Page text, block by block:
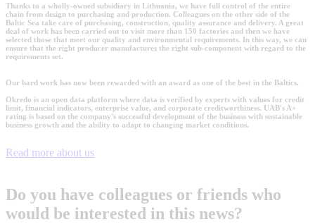
Thanks to a wholly-owned subsidiary in Lithuania, we have full control of the entire
chain from design to purchasing and production. Colleagues on the other side of the
Baltic Sea take care of purchasing, construction, quality assurance and delivery. A great
deal of work has been carried out to visit more than 150 factories and then we have
selected those that meet our quality and environmental requirements. In this way, we can
ensure that the right producer manufactures the right sub-component with regard to the
requirements set.
Our hard work has now been rewarded with an award as one of the best in the Baltics.
Okredo is an open data platform where data is verified by experts with values for credit
limit, financial indicators, enterprise value, and corporate creditworthiness. UAB's A+
rating is based on the company's successful development of the business with sustainable
business growth and the ability to adapt to changing market conditions.
Read more about us
Do you have colleagues or friends who
would be interested in this news?